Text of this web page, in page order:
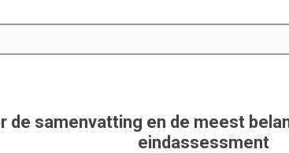
de samenvatting en de meest
eindassessment